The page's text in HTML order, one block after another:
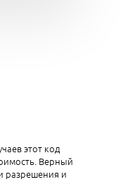
этот код
Верный
разрешения и